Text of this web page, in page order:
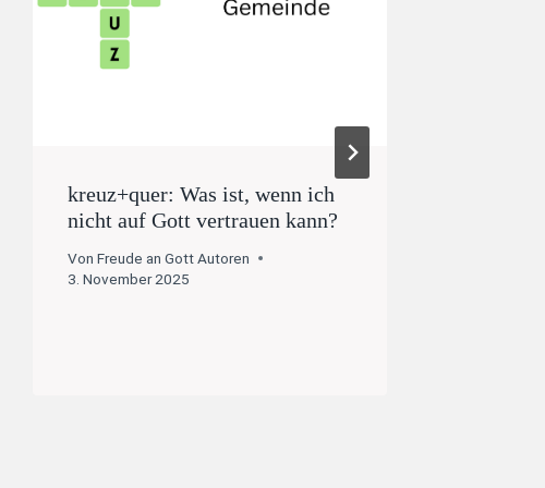
kreuz+quer: Was ist, wenn ich
nicht auf Gott vertrauen kann?
Von Freude an Gott Autoren
3. November 2025